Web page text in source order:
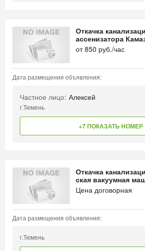
Откачка
ассенизатора
от850 руб./час
Дата размещения объявления:
Частное лицо: Алексей
г.Тюмень
+7 ПОКАЗАТЬ НОМЕР
Откачка
ская вакуумная
Цена договорная
Дата размещения объявления:
г.Тюмень